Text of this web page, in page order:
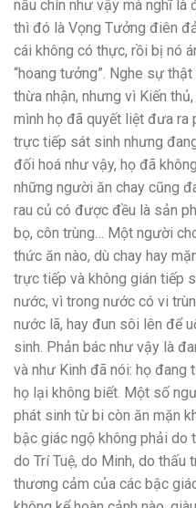
nấu chín như vậy mà nghĩ là
thì đó là Vọng Tưởng điên
cái không có thực, rồi bị nó
“hoang tưởng”. Nghe sự
thừa nhận, nhưng vì Kiến
mình họ đã quyết liệt đưa ra
trực tiếp sát sinh nhưng
đối hoá như vậy, họ đã
những người ăn chay cũng
rau củ có được đều là sản
bọ, côn trùng… Một người
thức ăn nào, dù chay hay
trực tiếp và không gián tiếp
nước, vì trong nước có vi
nước lã, hay đun sôi lên để
sinh. Phản bác như vậy là
và như Kinh đã nói: họ đang
họ lại không biết. Một số
phát sinh từ bi còn ăn mặn
bậc giác ngộ không phải do
do Trí Tuệ, do Minh, do
thương cảm của các bậc